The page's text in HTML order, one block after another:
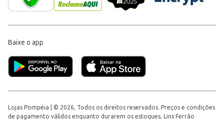
Baixe o app
Lojas Pompéia | © 2026, Todos os direitos reservados. Preços e condições
de pagamento válidos enquanto durarem os estoques. Lins Ferrão